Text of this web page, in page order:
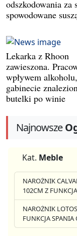
odszkodowania za
spowodowane
Lekarka z Rhoon
zawieszona.
wpływem
gabinecie
butelki po winie
Najnowsze
Kat. Meble
NAROŻNIK
102CM Z
NAROŻNIK
FUNKCJA